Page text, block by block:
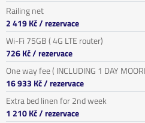
Railing net
2 419 Kč/ rezervace
Wi-Fi 75GB ( 4G LTE router)
726 Kč/ rezervace
One way fee ( INCLUDING 1 DAY
16 933 Kč/ rezervace
Extra bed linen for 2nd week
1 210 Kč/ rezervace